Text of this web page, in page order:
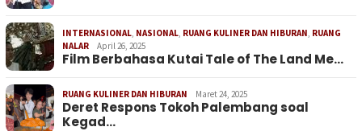
INTERNASIONAL NASIONAL RUANG KULINER DAN HIBURAN RUANG
NALAR
April 26, 2025
Film Berbahasa Kutai Tale of The Land Me…
RUANG KULINER DAN HIBURAN Maret 24, 2025
Deret Respons Tokoh Palembang soal
Kegad…